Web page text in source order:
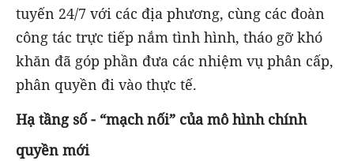
tuyến 24/7 với các địa phương, cùng các đoàn
công tác trực tiếp nắm tình hình, tháo gỡ khó
khăn đã góp phần đưa các nhiệm vụ phân cấp,
phân quyền đi vào thực tế.
Hạ tầng số - “mạch nối” của mô hình chính
quyền mới